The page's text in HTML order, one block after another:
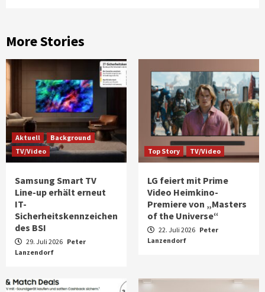
More Stories
Aktuell
Background
TV/Video
Samsung Smart TV
Line-up erhält erneut
IT-
Sicherheitskennzeichen
des BSI
29. Juli 2026 Peter
Lanzendorf
Top Story TV/Video
LG feiert mit Prime
Video Heimkino-
Premiere von „Masters
of the Universe“
22. Juli 2026 Peter
Lanzendorf